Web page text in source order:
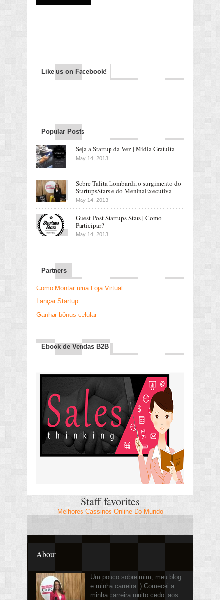
Like us on Facebook!
Popular Posts
Seja a Startup da Vez | Mídia Gratuita
May 14, 2013
Sobre Talita Lombardi, o surgimento do
StartupsStars e do MeninaExecutiva
May 14, 2013
Guest Post Startups Stars | Como
Participar?
May 14, 2013
Partners
Como Montar uma Loja Virtual
Lançar Startup
Ganhar bônus celular
Ebook de Vendas B2B
Staff favorites
Melhores Cassinos Online Do Mundo
About
Um pouco sobre mim, meu blog
e minha carreira :) Comecei a
minha carreira muito cedo, aos